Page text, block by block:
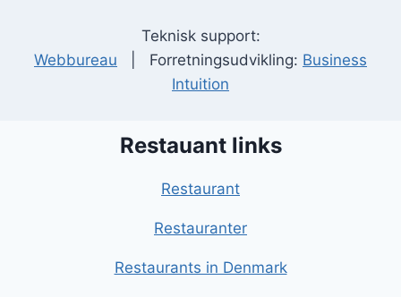
Teknisk support:
Webbureau | Forretningsudvikling: Business
Intuition
Restauant links
Restaurant
Restauranter
Restaurants in Denmark